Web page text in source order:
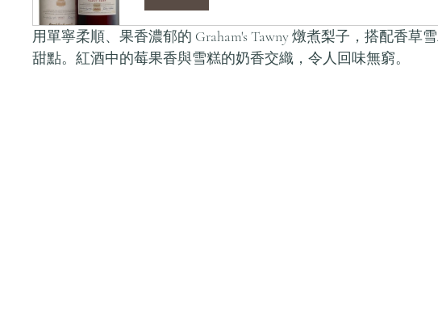
用單寧柔順、果香濃郁的 Graham's Tawny 燉煮梨子，搭配香草
甜點。紅酒中的莓果香與雪糕的奶香交織，令人回味無窮。